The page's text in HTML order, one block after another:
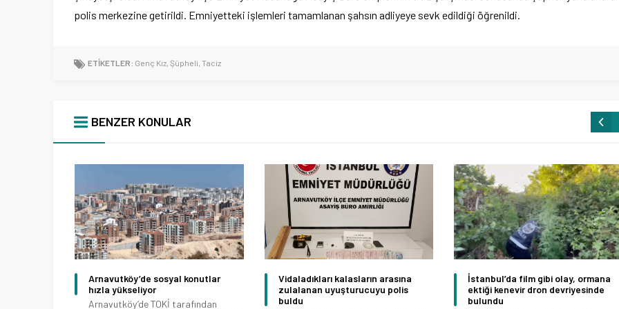
polis merkezine getirildi. Emniyetteki işlemleri tamamlanan şahsın adliyeye sevk edildiği öğrenildi.
ETİKETLER: Genç Kız, Şüpheli, Taciz
BENZER KONULAR
Arnavutköy’de sosyal konutlar
hızla yükseliyor
Arnavutköy’de TOKİ tarafından
Vidaladıkları kalasların arasına
zulalanan uyuşturucuyu polis
buldu
İstanbul’da film gibi olay, ormana
ektiği kenevir dron devriyesinde
bulundu